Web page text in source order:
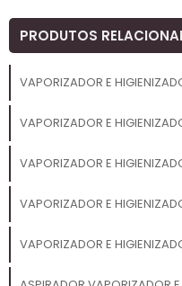
PRODUTOS
VAPORIZADOR E
VAPORIZADOR E
VAPORIZADOR E
VAPORIZADOR E
VAPORIZADOR E